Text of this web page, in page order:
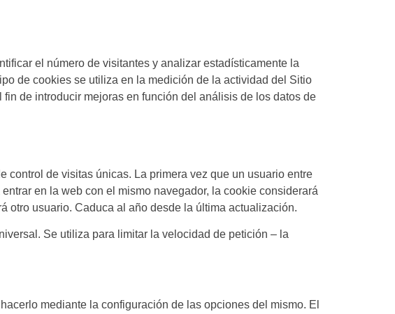
el número de visitantes y analizar estadísticamente la
de cookies se utiliza en la medición de la actividad del Sitio
de introducir mejoras en función del análisis de los datos de
control de visitas únicas. La primera vez que un usuario entre
en la web con el mismo navegador, la cookie considerará
otro usuario. Caduca al año desde la última actualización.
Se utiliza para limitar la velocidad de petición – la
mediante la configuración de las opciones del mismo. El